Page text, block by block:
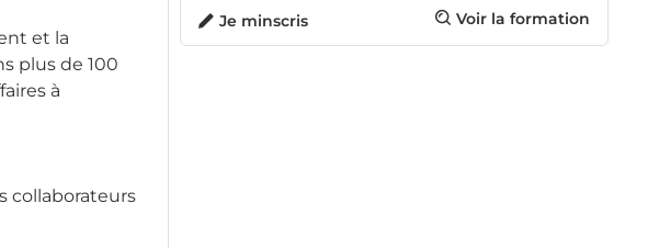
et la
plus de 100
à
collaborateurs
Voir la formation
Je minscris